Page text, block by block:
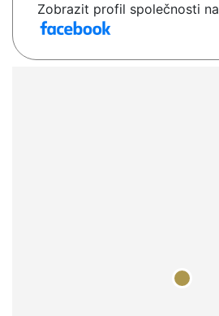
Zobrazit profil společnosti na